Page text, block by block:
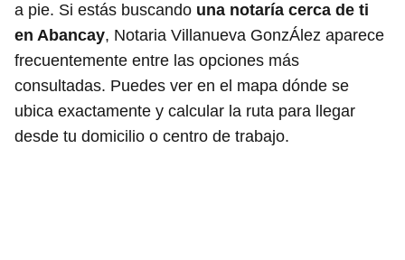
a pie. Si estás buscando una notaría cerca de ti
en Abancay, Notaria Villanueva GonzÁlez aparece
frecuentemente entre las opciones más
consultadas. Puedes ver en el mapa dónde se
ubica exactamente y calcular la ruta para llegar
desde tu domicilio o centro de trabajo.